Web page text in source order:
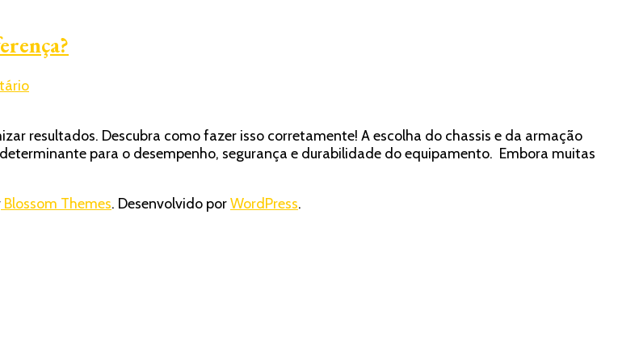
em
o
chassis
certos
resultados. Descubra como fazer isso corretamente! A escolha do chassis e da armação
para o desempenho, segurança e durabilidade do equipamento. Embora muitas
Blossom Themes. Desenvolvido porWordPress.